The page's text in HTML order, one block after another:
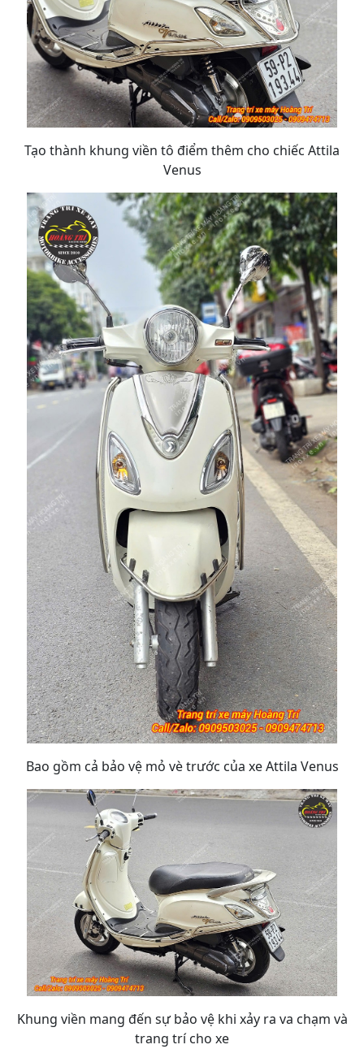
Tạo thành khung viền tô điểm thêm cho chiếc Attila
Venus
Bao gồm cả bảo vệ mỏ vè trước của xe Attila Venus
Khung viền mang đến sự bảo vệ khi xảy ra va chạm và
trang trí cho xe